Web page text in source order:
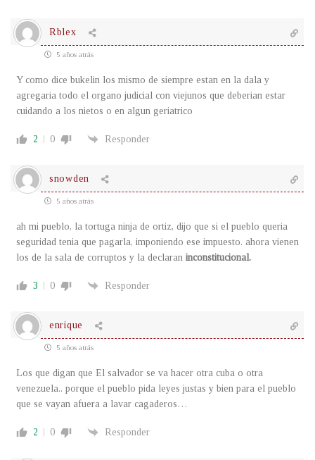
Rblex
5 años atrás
Y como dice bukelin los mismo de siempre estan en la dala y
agregaria todo el organo judicial con viejunos que deberian estar
cuidando a los nietos o en algun geriatrico
2 0 Responder
snowden
5 años atrás
ah mi pueblo, la tortuga ninja de ortiz, dijo que si el pueblo queria
seguridad tenia que pagarla, imponiendo ese impuesto. ahora vienen
los de la sala de corruptos y la declaran inconstitucional.
3 0 Responder
enrique
5 años atrás
Los que digan que El salvador se va hacer otra cuba o otra
venezuela.. porque el pueblo pida leyes justas y bien para el pueblo
que se vayan afuera a lavar cagaderos…
2 0 Responder